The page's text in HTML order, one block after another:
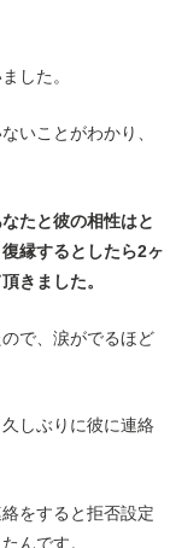
した。
いことがわかり、
たと彼の相性はと
縁するとしたら2ヶ
きました。
で、涙がでるほど
しぶりに彼に連絡
をすると拒否設定
んです。